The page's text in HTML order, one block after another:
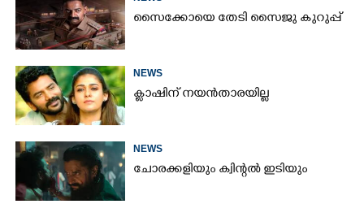
സൈക്കോയെ തേടി സൈജു കുറുപ്പ്
NEWS
ക്ലാഷിന് നയൻതാരയില്ല
NEWS
ചോരക്കളിയും ക്വിന്റൽ ഇടിയും